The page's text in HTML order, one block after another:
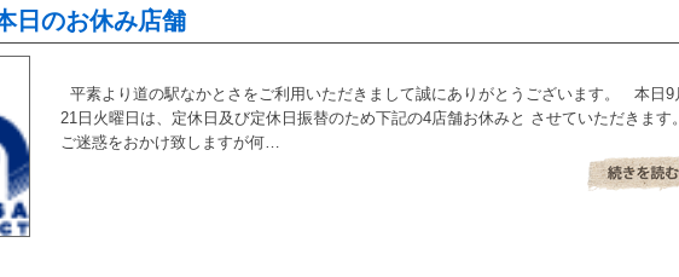
日のお休み店舗
平素より道の駅なかとさをご利用いただきまして誠にありがとうございます。 本日9
21日火曜日は、定休日及び定休日振替のため下記の4店舗お休みと させていただきます。
ご迷惑をおかけ致しますが何…